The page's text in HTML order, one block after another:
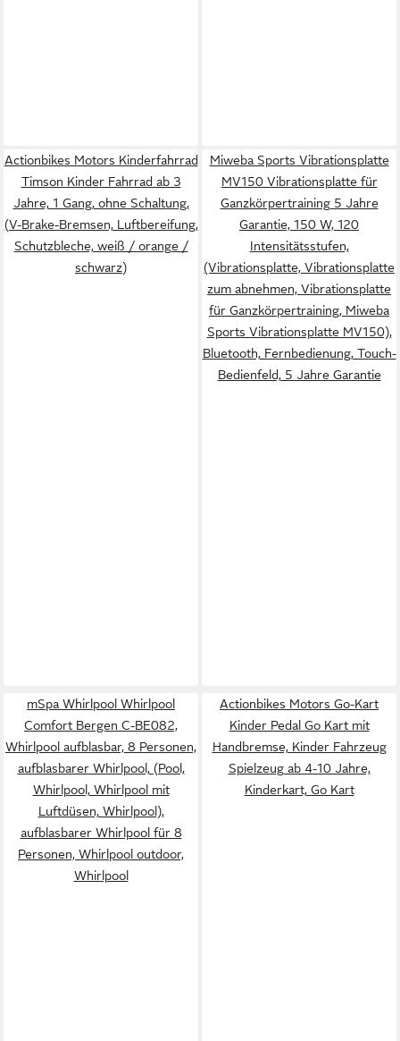
Actionbikes Motors Kinderfahrrad
Timson Kinder Fahrrad ab 3
Jahre, 1 Gang, ohne Schaltung,
(V-Brake-Bremsen, Luftbereifung,
Schutzbleche, weiß / orange /
schwarz)
Miweba Sports Vibrationsplatte
MV150 Vibrationsplatte für
Ganzkörpertraining 5 Jahre
Garantie, 150 W, 120
Intensitätsstufen,
(Vibrationsplatte, Vibrationsplatte
zum abnehmen, Vibrationsplatte
für Ganzkörpertraining, Miweba
Sports Vibrationsplatte MV150),
Bluetooth, Fernbedienung, Touch-
Bedienfeld, 5 Jahre Garantie
mSpa Whirlpool Whirlpool
Comfort Bergen C-BE082,
Whirlpool aufblasbar, 8 Personen,
aufblasbarer Whirlpool, (Pool,
Whirlpool, Whirlpool mit
Luftdüsen, Whirlpool),
aufblasbarer Whirlpool für 8
Personen, Whirlpool outdoor,
Whirlpool
Actionbikes Motors Go-Kart
Kinder Pedal Go Kart mit
Handbremse, Kinder Fahrzeug
Spielzeug ab 4-10 Jahre,
Kinderkart, Go Kart